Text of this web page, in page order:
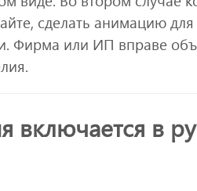
сделать анимацию
Фирма или ИП вправе
включается в